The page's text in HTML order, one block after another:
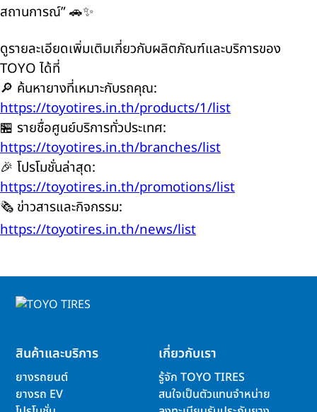
สถานการณ์” 🚗✨
ดูรายละเอียดเพิ่มเติมเกี่ยวกับผลิตภัณฑ์และบริการของ
TOYO ได้ที่
🔎 ค้นหายางที่เหมาะกับรถคุณ:
https://toyotires.in.th/products/1/list
🏪 รายชื่อศูนย์บริการทั่วประเทศ:
https://toyotires.in.th/branches/list
🎉 โปรโมชั่นล่าสุด:
https://toyotires.in.th/promotions/list
🗞️ ข่าวสารและกิจกรรม:
https://toyotires.in.th/news/list
สินค้าและบริการ
ยางรถยนต์
ยางรถ EV
เกี่ยวกับเรา
รู้จัก TOYO TIRES
สนใจเป็นตัวแทนจำหน่าย